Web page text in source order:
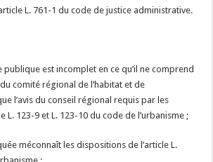
L. 761-1 du code de justice administrative.
publique est incomplet en ce qu’il ne comprend
comité régional de l’habitat et de
l’avis du conseil régional requis par les
L. 123-9 et L. 123-10 du code de l’urbanisme ;
méconnaît les dispositions de l’article L.